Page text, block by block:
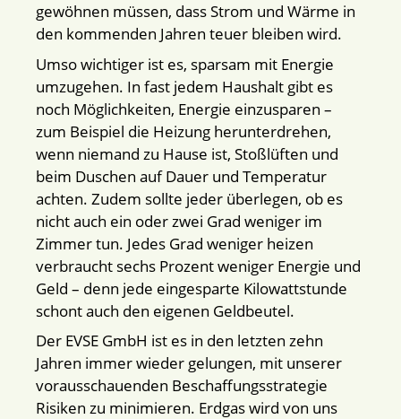
gewöhnen müssen, dass Strom und Wärme in
den kommenden Jahren teuer bleiben wird.
Umso wichtiger ist es, sparsam mit Energie
umzugehen. In fast jedem Haushalt gibt es
noch Möglichkeiten, Energie einzusparen –
zum Beispiel die Heizung herunterdrehen,
wenn niemand zu Hause ist, Stoßlüften und
beim Duschen auf Dauer und Temperatur
achten. Zudem sollte jeder überlegen, ob es
nicht auch ein oder zwei Grad weniger im
Zimmer tun. Jedes Grad weniger heizen
verbraucht sechs Prozent weniger Energie und
Geld – denn jede eingesparte Kilowattstunde
schont auch den eigenen Geldbeutel.
Der EVSE GmbH ist es in den letzten zehn
Jahren immer wieder gelungen, mit unserer
vorausschauenden Beschaffungsstrategie
Risiken zu minimieren. Erdgas wird von uns